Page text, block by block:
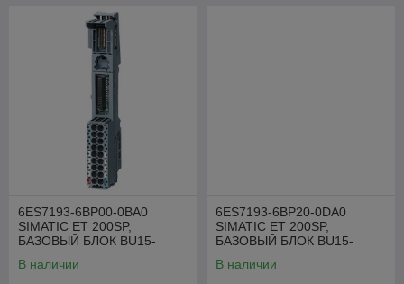
6ES7193-6BP00-0BA0
SIMATIC ET 200SP,
БАЗОВЫЙ БЛОК BU15-
ВТЫЧНЫЕ КЛЕММЫ, БЕЗ
В наличии
6ES7193-6BP20-0DA0
SIMATIC ET 200SP,
БАЗОВЫЙ БЛОК BU15-
ВТЫЧНЫЕ КЛЕММЫ, С 10
В наличии